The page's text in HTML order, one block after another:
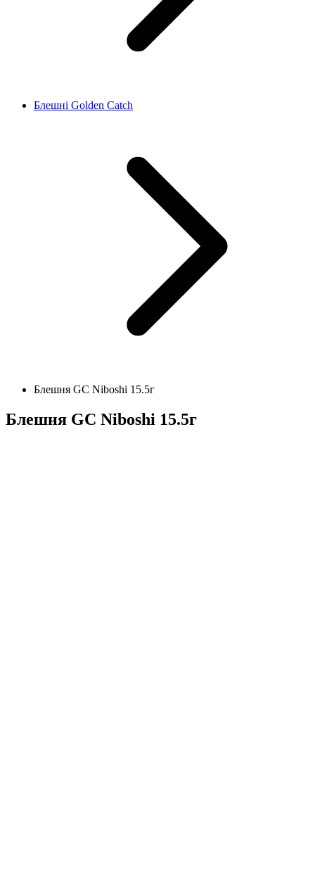
Блешні Golden Catch
Блешня GC Niboshi 15.5г
Блешня GC Niboshi 15.5г